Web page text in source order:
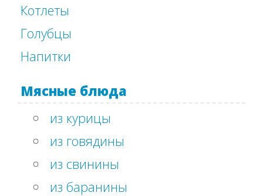
Котлеты
Голубцы
Напитки
Мясные блюда
из курицы
из говядины
из свинины
из баранины